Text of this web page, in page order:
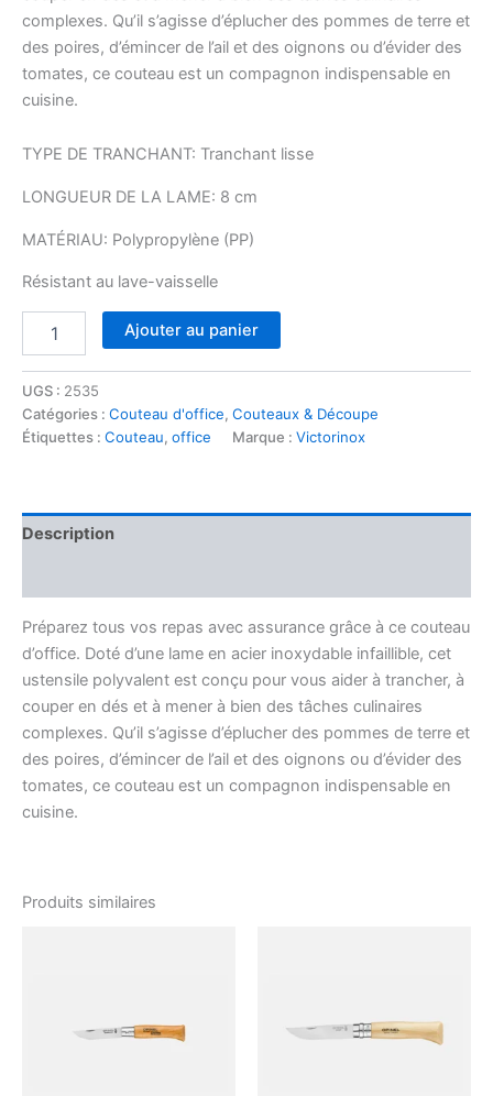
complexes. Qu’il s’agisse d’éplucher des pommes de terre et
des poires, d’émincer de l’ail et des oignons ou d’évider des
tomates, ce couteau est un compagnon indispensable en
cuisine.
TYPE DE TRANCHANT: Tranchant lisse
LONGUEUR DE LA LAME: 8 cm
MATÉRIAU: Polypropylène (PP)
Résistant au lave-vaisselle
office
lisse
8
Ajouter au panier
UGS : 2535
Catégories : Couteau d'office, Couteaux & Découpe
Étiquettes : Couteau, office Marque : Victorinox
Description
Préparez tous vos repas avec assurance grâce à ce couteau
d’office. Doté d’une lame en acier inoxydable infaillible, cet
ustensile polyvalent est conçu pour vous aider à trancher, à
couper en dés et à mener à bien des tâches culinaires
complexes. Qu’il s’agisse d’éplucher des pommes de terre et
des poires, d’émincer de l’ail et des oignons ou d’évider des
tomates, ce couteau est un compagnon indispensable en
cuisine.
Produits similaires